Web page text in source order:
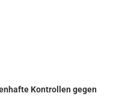
Kontrollen gegen